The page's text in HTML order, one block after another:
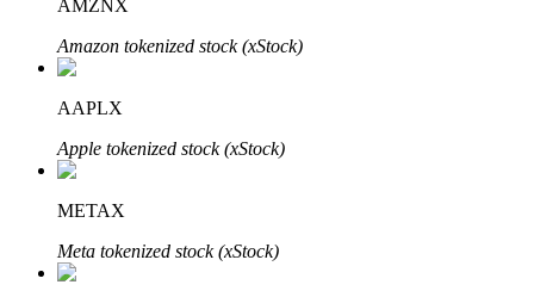
Đầu tư cố định và quản lý tài chính
Tận hưởng việc quản lý tài chính hiện tại và thu nhập lâu dài
AMZNX
Amazon tokenized stock (xStock)
AAPLX
Apple tokenized stock (xStock)
METAX
Meta tokenized stock (xStock)